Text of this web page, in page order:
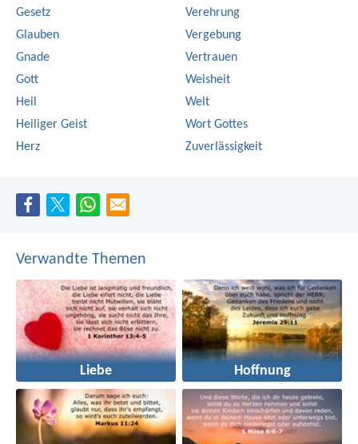
Gesetz
Glauben
Gnade
Gott
Heil
Heiliger Geist
Herz
Verehrung
Vergebung
Vertrauen
Weisheit
Welt
Wort Gottes
Zuverlässigkeit
Verwandte Themen
Liebe Hoffnung